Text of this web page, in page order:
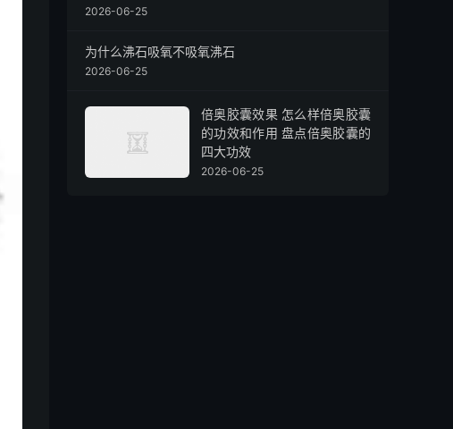
2026-06-25
为什么沸石吸氧不吸氧沸石
2026-06-25
倍奥胶囊效果 怎么样倍奥胶囊
的功效和作用 盘点倍奥胶囊的
四大功效
2026-06-25